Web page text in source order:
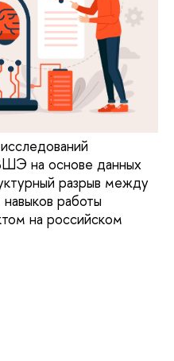
на основе данных
разрыв между
работы
на российском